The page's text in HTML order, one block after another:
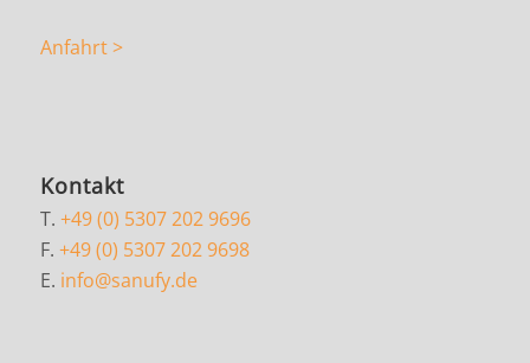
Anfahrt >
Kontakt
T. +49 (0) 5307 202 9696
F. +49 (0) 5307 202 9698
E. info@sanufy.de